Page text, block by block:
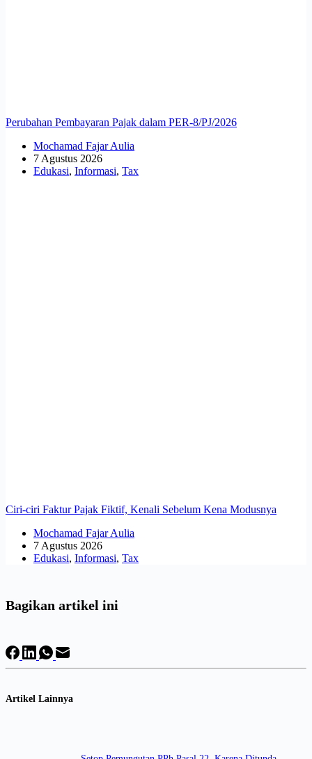
Perubahan Pembayaran Pajak dalam PER-8/PJ/2026
Mochamad Fajar Aulia
7 Agustus 2026
Edukasi, Informasi, Tax
Ciri-ciri Faktur Pajak Fiktif, Kenali Sebelum Kena Modusnya
Mochamad Fajar Aulia
7 Agustus 2026
Edukasi, Informasi, Tax
Bagikan artikel ini
Artikel Lainnya